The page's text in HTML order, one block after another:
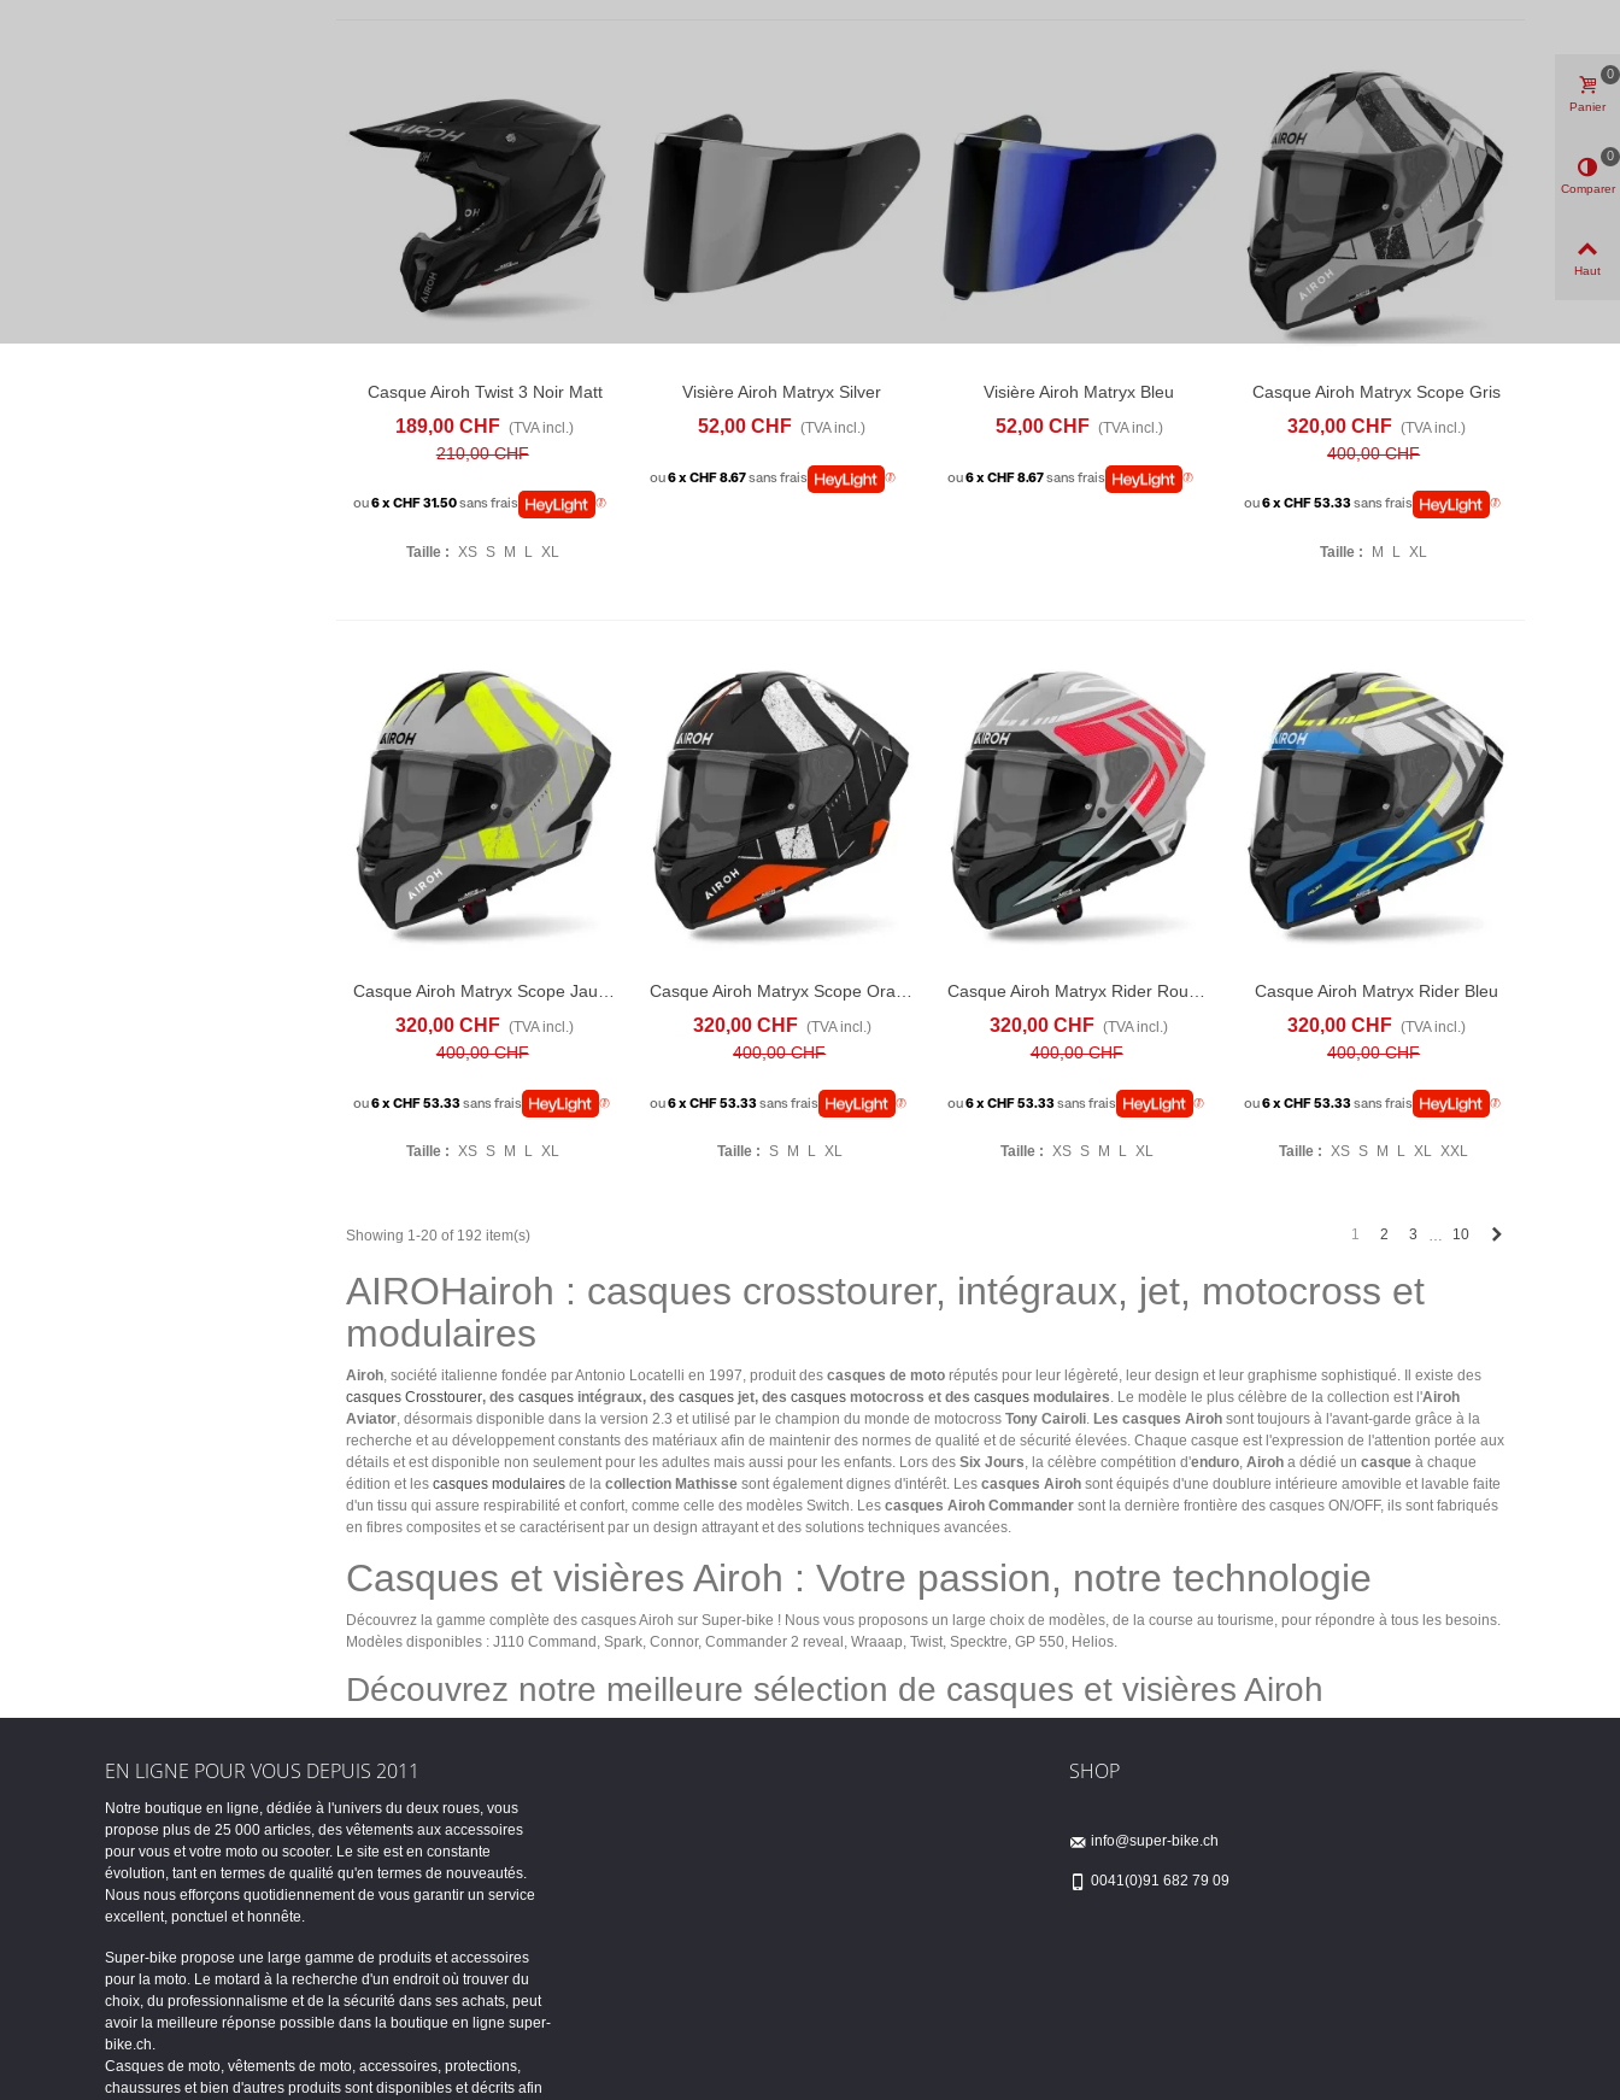
AFFICHER PLUS ADD TO COMPARE
Casque Airoh Twist 3 Noir Matt
189,00 CHF (TVA incl.)
210,00 CHF
ou6 x CHF 31.50sans frais
Taille : XS S M L XL
AJOUTER AU PANIERADD TO COMPARE
Visière Airoh Matryx Silver
52,00 CHF (TVA incl.)
ou6 x CHF 8.67sans frais
AJOUTER AU PANIERADD TO COMPARE
Visière Airoh Matryx Bleu
52,00 CHF (TVA incl.)
ou6 x CHF 8.67sans frais
AFFICHER PLUS ADD TO COMPARE
Casque Airoh Matryx Scope Gris
320,00 CHF (TVA incl.)
400,00 CHF
ou6 x CHF 53.33sans frais
Taille : M L XL
AFFICHER PLUS ADD TO COMPARE
320,00 CHF (TVA incl.)
400,00 CHF
ou6 x CHF 53.33sans frais
Taille : XS S M L XL
AFFICHER PLUS ADD TO COMPARE
320,00 CHF (TVA incl.)
400,00 CHF
ou6 x CHF 53.33sans frais
Taille : S M L XL
AFFICHER PLUS ADD TO COMPARE
320,00 CHF (TVA incl.)
400,00 CHF
ou6 x CHF 53.33sans frais
Taille : XS S M L XL
AFFICHER PLUS ADD TO COMPARE
Casque Airoh Matryx Rider Bleu
320,00 CHF (TVA incl.)
400,00 CHF
ou6 x CHF 53.33sans frais
Taille : XS S M L XL XXL
Showing 1-20 of 192 item(s) 1 2 3 10
AIROHairoh : casques crosstourer, intégraux, jet, motocross et
modulaires
Airoh, société italienne fondée par Antonio Locatelli en 1997, produit des casques de moto réputés pour leur légèreté, leur design et leur graphisme sophistiqué. Il existe des
casques Crosstourer, des casques intégraux, des casques jet, des casques motocross et des casques modulaires. Le modèle le plus célèbre de la collection est l'Airoh
Aviator, désormais disponible dans la version 2.3 et utilisé par le champion du monde de motocross Tony Cairoli. Les casques Airoh sont toujours à l'avant-garde grâce à la
recherche et au développement constants des matériaux afin de maintenir des normes de qualité et de sécurité élevées. Chaque casque est l'expression de l'attention portée aux
détails et est disponible non seulement pour les adultes mais aussi pour les enfants. Lors des Six Jours, la célèbre compétition d'enduro, Airoh a dédié un casque à chaque
édition et les casques modulaires de la collection Mathisse sont également dignes d'intérêt. Les casques Airoh sont équipés d'une doublure intérieure amovible et lavable faite
d'un tissu qui assure respirabilité et confort, comme celle des modèles Switch. Les casques Airoh Commander sont la dernière frontière des casques ON/OFF, ils sont fabriqués
en fibres composites et se caractérisent par un design attrayant et des solutions techniques avancées.
Casques et visières Airoh : Votre passion, notre technologie
Découvrez la gamme complète des casques Airoh sur Super-bike ! Nous vous proposons un large choix de modèles, de la course au tourisme, pour répondre à tous les besoins.
Modèles disponibles : J110 Command, Spark, Connor, Commander 2 reveal, Wraaap, Twist, Specktre, GP 550, Helios.
Découvrez notre meilleure sélection de casques et visières Airoh
EN LIGNE POUR VOUS DEPUIS 2011
Notre boutique en ligne, dédiée à l'univers du deux roues, vous
propose plus de 25 000 articles, des vêtements aux accessoires
pour vous et votre moto ou scooter. Le site est en constante
évolution, tant en termes de qualité qu'en termes de nouveautés.
Nous nous efforçons quotidiennement de vous garantir un service
excellent, ponctuel et honnête.
Super-bike propose une large gamme de produits et accessoires
pour la moto. Le motard à la recherche d'un endroit où trouver du
choix, du professionnalisme et de la sécurité dans ses achats, peut
avoir la meilleure réponse possible dans la boutique en ligne super-
bike.ch.
Casques de moto, vêtements de moto, accessoires, protections,
chaussures et bien d'autres produits sont disponibles et décrits afin
SHOP
info@super-bike.ch
0041(0)91 682 79 09
Panier
0
Comparer
0
Haut